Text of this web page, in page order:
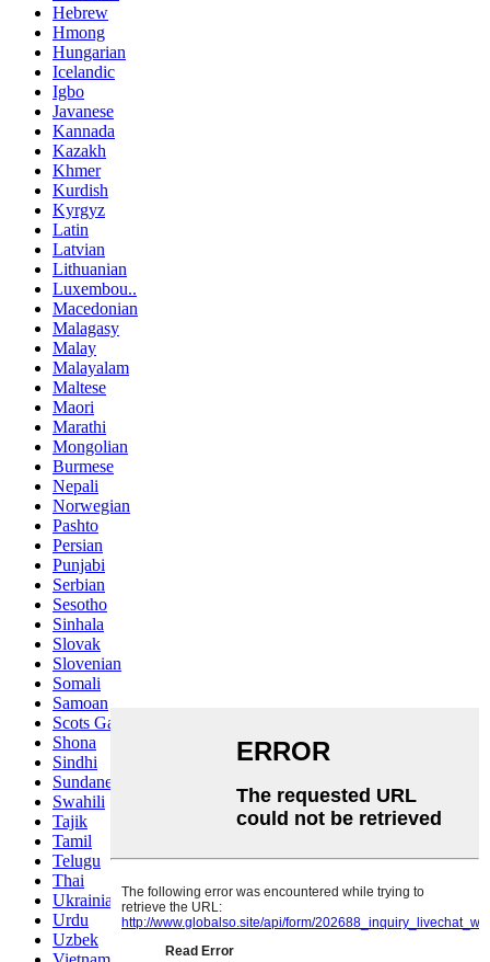
Hebrew
Hmong
Hungarian
Icelandic
Igbo
Javanese
Kannada
Kazakh
Khmer
Kurdish
Kyrgyz
Latin
Latvian
Lithuanian
Luxembou..
Macedonian
Malagasy
Malay
Malayalam
Maltese
Maori
Marathi
Mongolian
Burmese
Nepali
Norwegian
Pashto
Persian
Punjabi
Serbian
Sesotho
Sinhala
Slovak
Slovenian
Somali
Samoan
Scots Gaelic
Shona
Sindhi
Sundanese
Swahili
Tajik
Tamil
Telugu
Thai
Ukrainian
Urdu
Uzbek